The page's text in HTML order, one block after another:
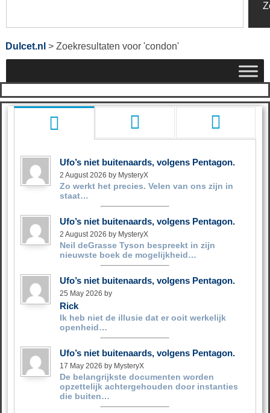
Dulcet.nl > Zoekresultaten voor 'condon'
Ufo’s niet buitenaards, volgens Pentagon.
2 August 2026 by MysteryX
Zo werkt het precies. Velen van ons zijn in
staat…
Ufo’s niet buitenaards, volgens Pentagon.
2 August 2026 by MysteryX
Neil deGrasse Tyson bespreekt in zijn
nieuwste boek de mogelijkheid…
Ufo’s niet buitenaards, volgens Pentagon.
25 May 2026 by
Rick
Ik heb niet de illusie dat er ooit werkelijk
openheid…
Ufo’s niet buitenaards, volgens Pentagon.
17 May 2026 by MysteryX
De belangrijkste documenten worden
opzettelijk achtergehouden door instanties
die buiten…